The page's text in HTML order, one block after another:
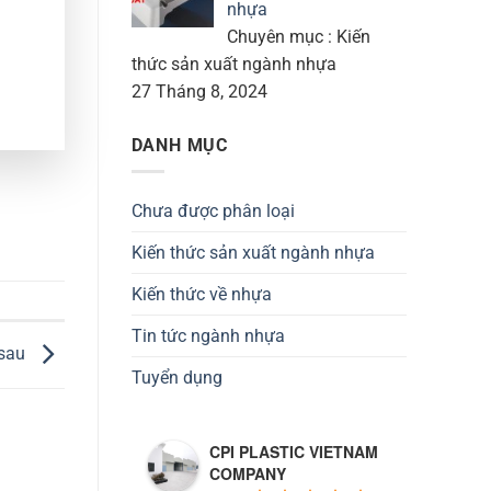
nhựa
Chuyên mục : Kiến
thức sản xuất ngành nhựa
27 Tháng 8, 2024
DANH MỤC
Chưa được phân loại
Kiến thức sản xuất ngành nhựa
Kiến thức về nhựa
Tin tức ngành nhựa
Tuyển dụng
CPI PLASTIC VIETNAM
COMPANY